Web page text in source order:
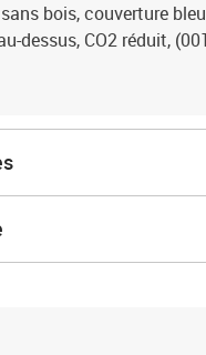
bois, couverture
dessus, CO2 réduit,